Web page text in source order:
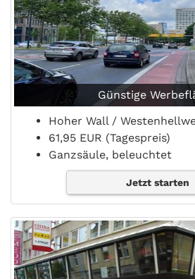
Günstige
Hoher Wall /
61,95 EUR (Tagespreis)
Ganzsäule, beleuchtet
Jetzt starten